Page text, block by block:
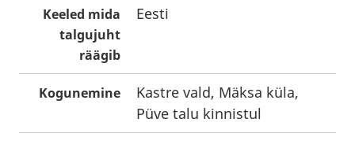
Keeled mida
talgujuht
räägib
Eesti
Kogunemine
Kastre vald, Mäksa küla,
Püve talu kinnistul